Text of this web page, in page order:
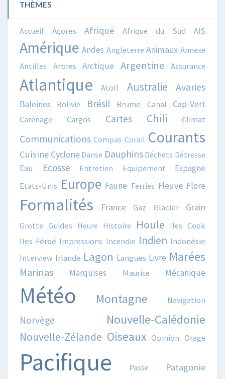
THÈMES
Accueil Açores Afrique Afrique du Sud AIS
Amérique Andes Angleterre Animaux Annexe
Antilles
Arbres Arctique Argentine Assurance
Atlantique Atoll Australie Avaries
Baleines Bolivie Brésil Brume Canal Cap-Vert
Carénage Cargos Cartes Chili Climat
Communications Compas Corail Courants
Cuisine Cyclone Danse Dauphins Déchets Détresse
Eau Ecosse Entretien Equipement Espagne
Etats-Unis Europe Faune Ferries Fleuve Flore
Formalités France Gaz Glacier Grain
Grotte Guides Heure Histoire Houle Iles Cook
Iles Féroé Impressions Incendie Indien Indonésie
Interview Irlande Lagon Langues Livre Marées
Marinas Marquises Maurice Mécanique
Météo Montagne Navigation
Norvège Nouvelle-Calédonie
Nouvelle-Zélande Oiseaux Opinion Orage
Pacifique Passe Patagonie